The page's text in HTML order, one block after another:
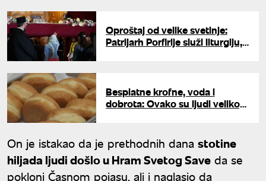
Oproštaj od velike svetinje:
Patrijarh Porfirije služi liturgiju,
Besplatne krofne, voda i
dobrota: Ovako su ljudi velikog
On je istakao da je prethodnih dana stotine
hiljada ljudi došlo u Hram Svetog Save da se
pokloni Časnom pojasu, ali i naglasio da